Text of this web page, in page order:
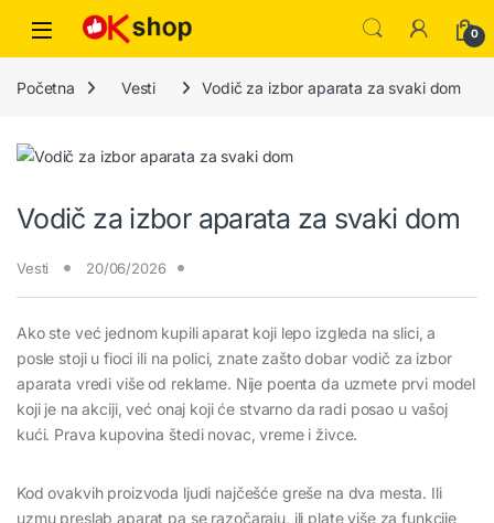
0
Početna Vesti Vodič za izbor aparata za svaki dom
Vodič za izbor aparata za svaki dom
Vesti 20/06/2026
Ako ste već jednom kupili aparat koji lepo izgleda na slici, a
posle stoji u fioci ili na polici, znate zašto dobar vodič za izbor
aparata vredi više od reklame. Nije poenta da uzmete prvi model
koji je na akciji, već onaj koji će stvarno da radi posao u vašoj
kući. Prava kupovina štedi novac, vreme i živce.
Kod ovakvih proizvoda ljudi najčešće greše na dva mesta. Ili
uzmu preslab aparat pa se razočaraju, ili plate više za funkcije